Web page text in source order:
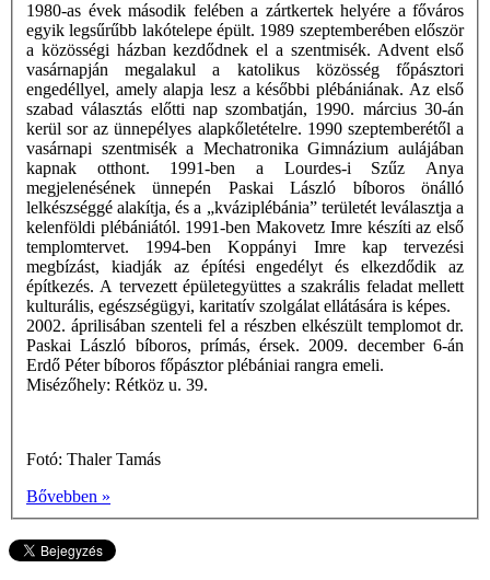
1980-as évek második felében a zártkertek helyére a főváros
egyik legsűrűbb lakótelepe épült. 1989 szeptemberében először
a közösségi házban kezdődnek el a szentmisék. Advent első
vasárnapján megalakul a katolikus közösség főpásztori
engedéllyel, amely alapja lesz a későbbi plébániának. Az első
szabad választás előtti nap szombatján, 1990. március 30-án
kerül sor az ünnepélyes alapkőletételre. 1990 szeptemberétől a
vasárnapi szentmisék a Mechatronika Gimnázium aulájában
kapnak otthont. 1991-ben a Lourdes-i Szűz Anya
megjelenésének ünnepén Paskai László bíboros önálló
lelkészséggé alakítja, és a „kváziplébánia” területét leválasztja a
kelenföldi plébániától. 1991-ben Makovetz Imre készíti az első
templomtervet. 1994-ben Koppányi Imre kap tervezési
megbízást, kiadják az építési engedélyt és elkezdődik az
építkezés. A tervezett épületegyüttes a szakrális feladat mellett
kulturális, egészségügyi, karitatív szolgálat ellátására is képes.
2002. áprilisában szenteli fel a részben elkészült templomot dr.
Paskai László bíboros, prímás, érsek. 2009. december 6-án
Erdő Péter bíboros főpásztor plébániai rangra emeli.
Misézőhely: Rétköz u. 39.
Fotó: Thaler Tamás
Bővebben »